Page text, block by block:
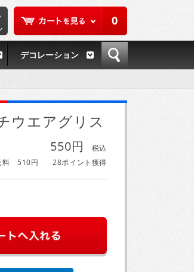
0
デコレーション
ウエアグリス
550円
税込
料 510円
28ポイント獲得